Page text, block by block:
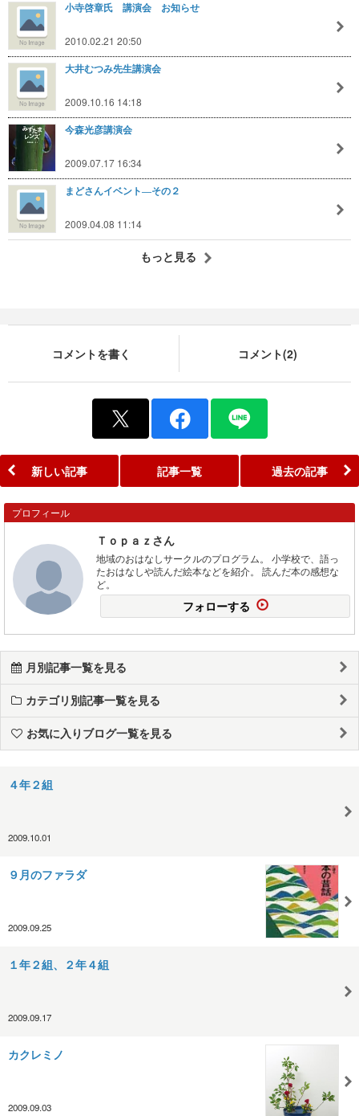
小寺啓章氏 講演会 お知らせ
2010.02.21 20:50
大井むつみ先生講演会
2009.10.16 14:18
今森光彦講演会
2009.07.17 16:34
まどさんイベント―その２
2009.04.08 11:14
もっと見る
コメントを書く コメント(2)
新しい記事 記事一覧 過去の記事
プロフィール
Ｔｏｐａｚさん
地域のおはなしサークルのプログラム。 小学校で、語っ
たおはなしや読んだ絵本などを紹介。 読んだ本の感想な
ど。
フォローする
月別記事一覧を見る
カテゴリ別記事一覧を見る
お気に入りブログ一覧を見る
４年２組
2009.10.01
９月のファラダ
2009.09.25
１年２組、２年４組
2009.09.17
カクレミノ
2009.09.03